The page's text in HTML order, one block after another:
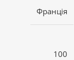
Франція
100